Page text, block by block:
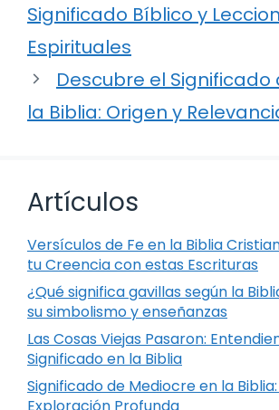
Significado Bíblico y
Espirituales
Descubre el Significado
la Biblia: Origen y
Artículos
Versículos de Fe en la Biblia
tu Creencia con estas Escrituras
¿Qué significa gavillas según la
su simbolismo y enseñanzas
Las Cosas Viejas Pasaron:
Significado en la Biblia
Significado de Mediocre en la
Exploración Profunda